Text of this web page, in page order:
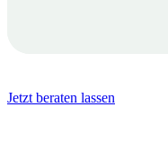
Jetzt beraten lassen